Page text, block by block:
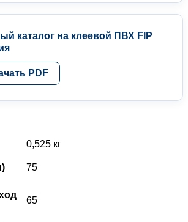
каталог на клеевой ПВХ FIP
PDF
0,525 кг
75
65